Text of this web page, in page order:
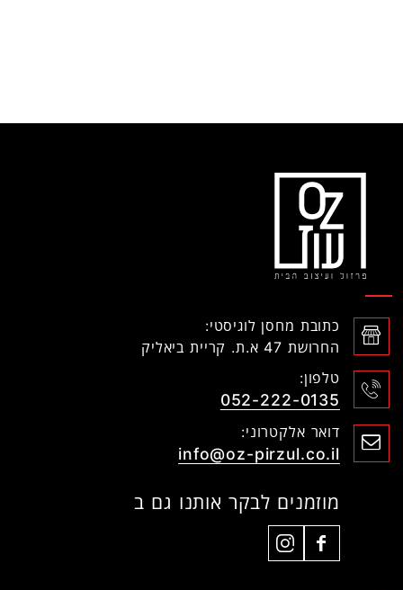
כתובת מחסן לוגיסטי:
החרושת 47 א.ת. קריית ביאליק
טלפון:
052-222-0135
דואר אלקטרוני:
info@oz-pirzul.co.il
מוזמנים לבקר אותנו גם ב